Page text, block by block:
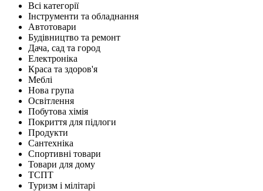
Всі категорії
Інструменти та обладнання
Автотовари
Будівництво та ремонт
Дача, сад та город
Електроніка
Краса та здоров'я
Меблі
Нова група
Освітлення
Побутова хімія
Покриття для підлоги
Продукти
Сантехніка
Спортивні товари
Товари для дому
ТСПТ
Туризм і мілітарі